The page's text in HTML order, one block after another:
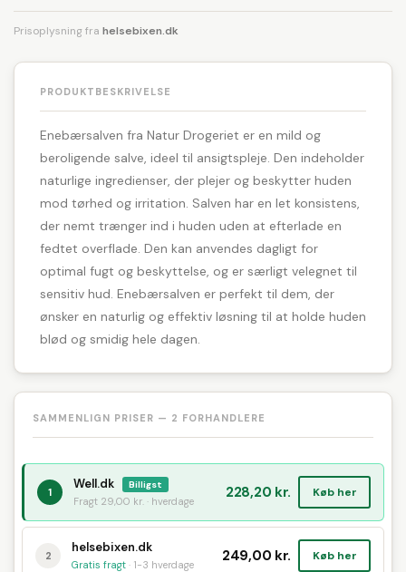
Prisoplysning fra helsebixen.dk
PRODUKTBESKRIVELSE
Enebærsalven fra Natur Drogeriet er en mild og
beroligende salve, ideel til ansigtspleje. Den indeholder
naturlige ingredienser, der plejer og beskytter huden
mod tørhed og irritation. Salven har en let konsistens,
der nemt trænger ind i huden uden at efterlade en
fedtet overflade. Den kan anvendes dagligt for
optimal fugt og beskyttelse, og er særligt velegnet til
sensitiv hud. Enebærsalven er perfekt til dem, der
ønsker en naturlig og effektiv løsning til at holde huden
blød og smidig hele dagen.
SAMMENLIGN PRISER — 2 FORHANDLERE
1
Well.dk Billigst
Fragt 29,00 kr. · hverdage 228,20 kr. Køb her
2
helsebixen.dk
Gratis fragt · 1-3 hverdage 249,00 kr. Køb her